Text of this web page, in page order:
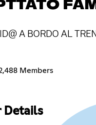
A BORDO AL
Members
Details